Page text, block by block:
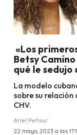
«Los
Betsy
qué le sedujo
La modelo
sobre su
CHV.
Ariel Pefaur
22 mayo, 2023 a las